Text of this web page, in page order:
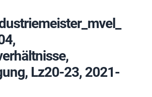
Lz20-23, 2021-